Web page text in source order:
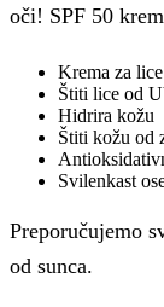
oči! SPF 50
Krema za
Štiti lice od
Hidrira kožu
Štiti kožu od
Svilenkast
Preporučujemo
od sunca.